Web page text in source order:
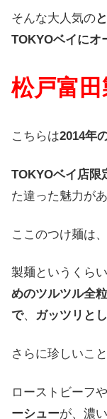
そんな大人気の
TOKYOベイにオ
松戸富
こちらは2014年
TOKYOベイ店限
た違った魅力が
ここのつけ麺は、
製麺というくら
めのツルツル全
で、 ガッツリと
さらに珍しいこ
ローストビーフや
ーシューが、 濃い